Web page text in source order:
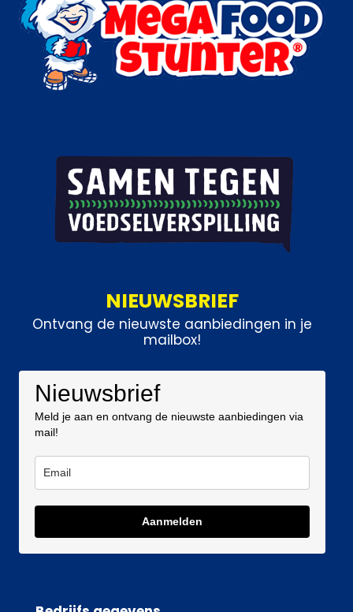
NIEUWSBRIEF
Ontvang de nieuwste aanbiedingen in je
mailbox!
Nieuwsbrief
Meld je aan en ontvang de nieuwste aanbiedingen via
mail!
Aanmelden